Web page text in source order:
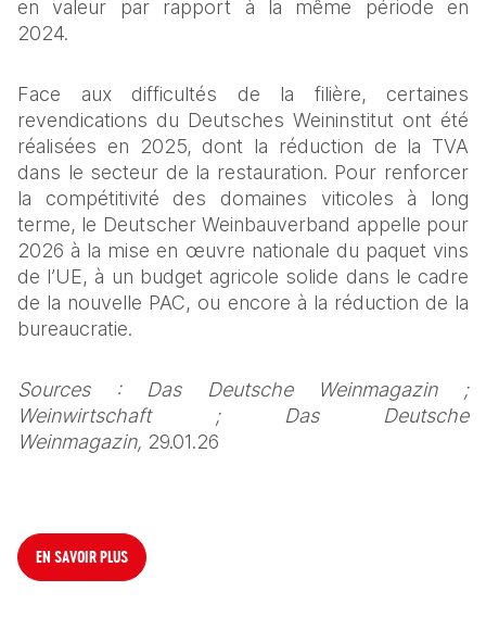
en valeur par rapport à la même période en
2024.
Face aux difficultés de la filière, certaines
revendications du Deutsches Weininstitut ont été
réalisées en 2025, dont la réduction de la TVA
dans le secteur de la restauration. Pour renforcer
la compétitivité des domaines viticoles à long
terme, le Deutscher Weinbauverband appelle pour
2026 à la mise en œuvre nationale du paquet vins
de l’UE, à un budget agricole solide dans le cadre
de la nouvelle PAC, ou encore à la réduction de la
bureaucratie.
Sources : Das Deutsche Weinmagazin ;
Weinwirtschaft ; Das Deutsche
Weinmagazin, 29.01.26
EN SAVOIR PLUS